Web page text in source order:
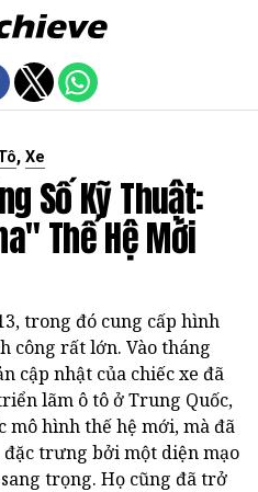
, Xe
Số Kỹ Thuật:
Thế Hệ Mới
trong đó cung cấp hình
công rất lớn. Vào tháng
cập nhật của chiếc xe đã
lãm ô tô ở Trung Quốc,
mô hình thế hệ mới, mà đã
trưng bởi một diện mạo
trọng. Họ cũng đã trở